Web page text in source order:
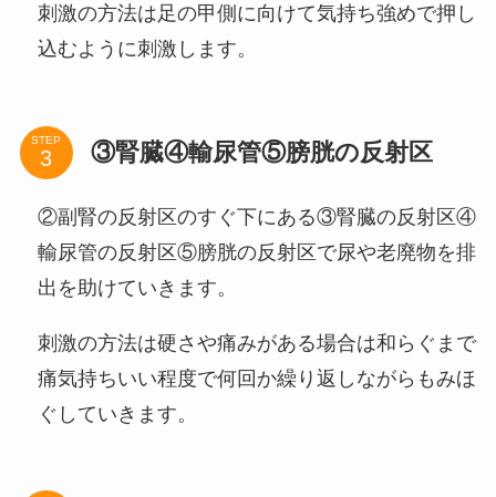
刺激の方法は足の甲側に向けて気持ち強めで押し
込むように刺激します。
STEP ③腎臓④輸尿管⑤膀胱の反射区
②副腎の反射区のすぐ下にある③腎臓の反射区④
輸尿管の反射区⑤膀胱の反射区で尿や老廃物を排
出を助けていきます。
刺激の方法は硬さや痛みがある場合は和らぐまで
痛気持ちいい程度で何回か繰り返しながらもみほ
ぐしていきます。